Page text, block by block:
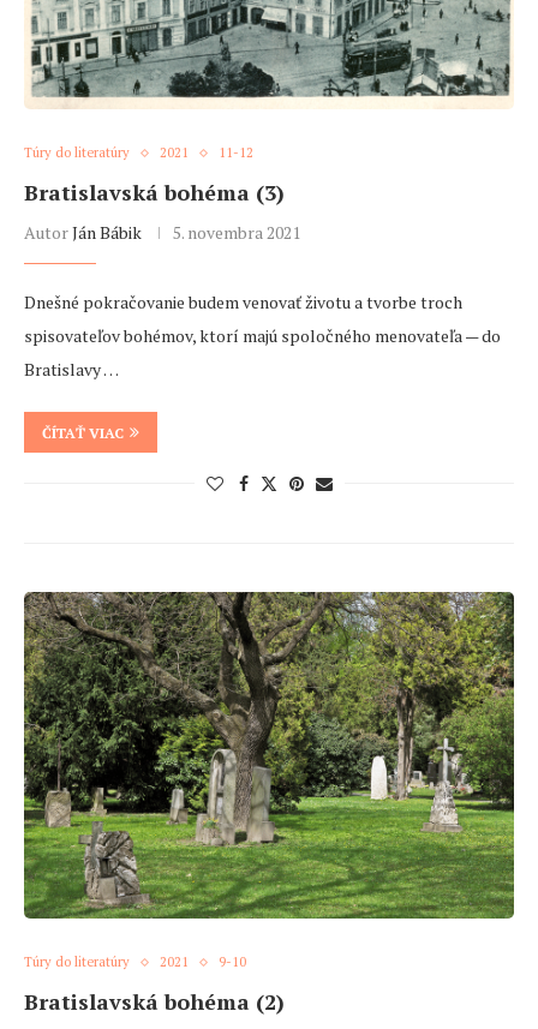
Túry do literatúry 2021 11-12
Bratislavská bohéma (3)
AutorJán Bábik 5. novembra 2021
Dnešné pokračovanie budem venovať životu a tvorbe troch
spisovateľov bohémov, ktorí majú spoločného menovateľa — do
Bratislavy …
ČÍTAŤ VIAC
Túry do literatúry 2021 9-10
Bratislavská bohéma (2)